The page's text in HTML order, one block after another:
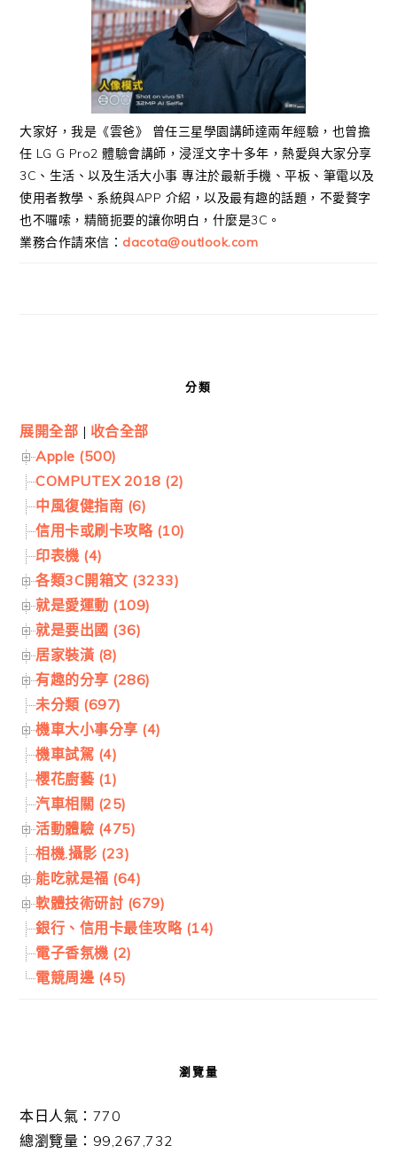
大家好，我是《雲爸》 曾任三星學園講師達兩年經驗，也曾擔
任 LG G Pro2 體驗會講師，浸淫文字十多年，熱愛與大家分享
3C、生活、以及生活大小事 專注於最新手機、平板、筆電以及
使用者教學、系統與APP 介紹，以及最有趣的話題，不愛贅字
也不囉嗦，精簡扼要的讓你明白，什麼是3C。
業務合作請來信： dacota@outlook.com
分類
展開全部 | 收合全部
Apple (500)
COMPUTEX 2018 (2)
中風復健指南 (6)
信用卡或刷卡攻略 (10)
印表機 (4)
各類3C開箱文 (3233)
就是愛運動 (109)
就是要出國 (36)
居家裝潢 (8)
有趣的分享 (286)
未分類 (697)
機車大小事分享 (4)
機車試駕 (4)
櫻花廚藝 (1)
汽車相關 (25)
活動體驗 (475)
相機.攝影 (23)
能吃就是福 (64)
軟體技術研討 (679)
銀行、信用卡最佳攻略 (14)
電子香氛機 (2)
電競周邊 (45)
瀏覽量
本日人氣：770
總瀏覽量：99,267,732